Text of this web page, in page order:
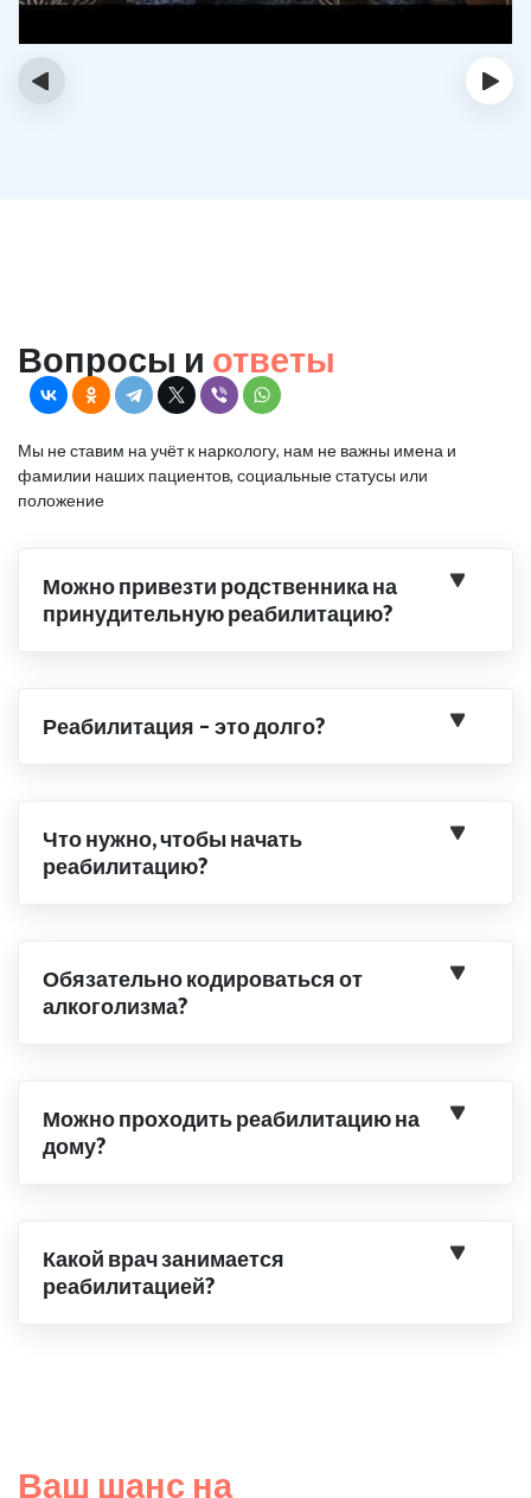
‹ ›
Вопросы и ответы
Мы не ставим на учёт к наркологу, нам не важны имена и
фамилии наших пациентов, социальные статусы или
положение
Можно привезти родственника на
принудительную реабилитацию?
Реабилитация – это долго?
Что нужно, чтобы начать
реабилитацию?
Обязательно кодироваться от
алкоголизма?
Можно проходить реабилитацию на
дому?
Какой врач занимается
реабилитацией?
Ваш шанс на